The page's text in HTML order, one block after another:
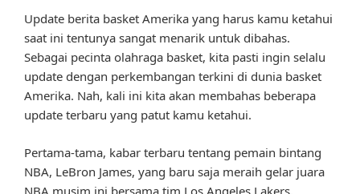
Update berita basket Amerika yang harus kamu ketahui
saat ini tentunya sangat menarik untuk dibahas.
Sebagai pecinta olahraga basket, kita pasti ingin selalu
update dengan perkembangan terkini di dunia basket
Amerika. Nah, kali ini kita akan membahas beberapa
update terbaru yang patut kamu ketahui.
Pertama-tama, kabar terbaru tentang pemain bintang
NBA, LeBron James, yang baru saja meraih gelar juara
NBA musim ini bersama tim Los Angeles Lakers.